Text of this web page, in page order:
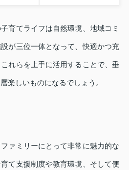
育てライフは自然環境、地域コミ
が三位一体となって、快適かつ充
れらを上手に活用することで、垂
楽しいものになるでしょう。
ァミリーにとって非常に魅力的な
て支援制度や教育環境、そして便